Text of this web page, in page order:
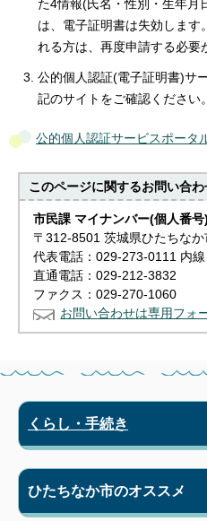
た4情報(氏名・性別・生年月
は、電子証明書は失効します
れる方は、再度申請する必要
公的個人認証(電子証明書)サ
記のサイトをご確認ください。
公的個人認証サービスポータ
このページに関するお問い合わ
市民課 マイナンバー(個人番号
〒312-8501 茨城県ひたちな
代表電話：029-273-0111 内
直通電話：029-212-3832
ファクス：029-270-1060
お問い合わせは専用フォ
くらし・手続き
ひたちなか市のオススメ